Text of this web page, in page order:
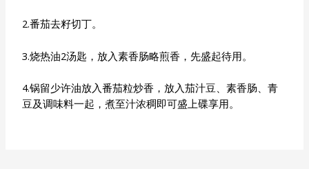
2.番茄去籽切丁。
3.烧热油2汤匙，放入素香肠略煎香，先盛起待用。
4.锅留少许油放入番茄粒炒香，放入茄汁豆、素香肠、青
豆及调味料一起，煮至汁浓稠即可盛上碟享用。